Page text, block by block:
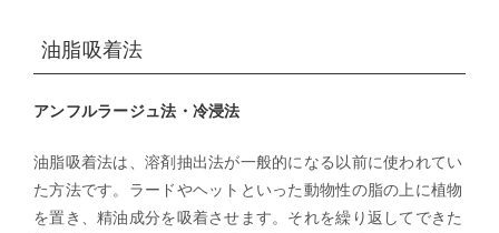
油脂吸着法
アンフルラージュ法・冷浸法
油脂吸着法は、溶剤抽出法が一般的になる以前に使われてい
た方法です。ラードやヘットといった動物性の脂の上に植物
を置き、精油成分を吸着させます。それを繰り返してできた